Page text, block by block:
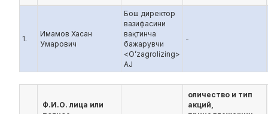
1.
Имамов Хасан
Умарович
Бош директор
вазифасини
вақтинча
бажарувчи
<O’zagrolizing>
AJ
-
Ф.И.О. лица или
оличество и тип
акций,